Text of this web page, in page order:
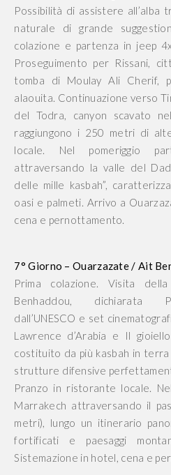
Possibilità di assistere all’alba
naturale di grande
colazione e partenza in jeep
Proseguimento per Rissani,
tomba di Moulay Ali Cherif,
alaouita. Continuazione verso
del Todra, canyon scavato
raggiungono i 250 metri di
locale. Nel pomeriggio
attraversando la valle del
delle mille kasbah”,
oasi e palmeti. Arrivo a
cena e pernottamento.
7° Giorno – Ouarzazate / Ait
Prima colazione. Visita
Benhaddou, dichiarata
dall’UNESCO e set
Lawrence d’Arabia e Il
costituito da più kasbah in
strutture difensive
Pranzo in ristorante locale.
Marrakech attraversando il
metri), lungo un itinerario
fortificati e paesaggi
Sistemazione in hotel, cena e